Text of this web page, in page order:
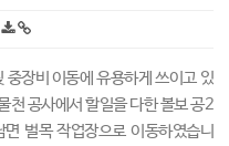
장비 이동에 유용하게 쓰이고 있
공사에서 할일을 다한 볼보 공2
벌목 작업장으로 이동하였습니